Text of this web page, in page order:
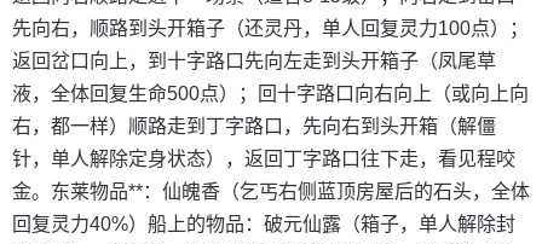
先向右，顺路到头开箱子（还灵丹，单人回复灵力100点）；
返回岔口向上，到十字路口先向左走到头开箱子（凤尾草
液，全体回复生命500点）；回十字路口向右向上（或向上向
右，都一样）顺路走到丁字路口，先向右到头开箱（解僵
针，单人解除定身状态），返回丁字路口往下走，看见程咬
金。东莱物品**：仙魄香（乞丐右侧蓝顶房屋后的石头，全体
回复灵力40%）船上的物品：破元仙露（箱子，单人解除封